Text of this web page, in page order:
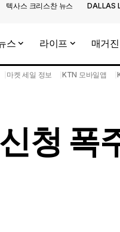
텍사스 크리스찬 뉴스 DALLAS
스 라이프 매거진
마켓 세일 정보 KTN 모바일앱
청 폭